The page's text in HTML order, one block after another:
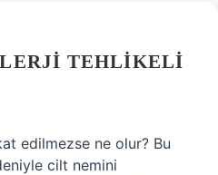
TEHLIKELI
edilmezse ne olur? Bu
cilt nemini